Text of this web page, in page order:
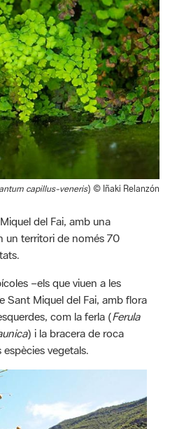
capillus-veneris) © Iñaki Relanzón
del Fai, amb una
un territori de només 70
–els que viuen a les
Sant Miquel del Fai, amb flora
com la ferla (Ferula
) i la bracera de roca
espècies vegetals.